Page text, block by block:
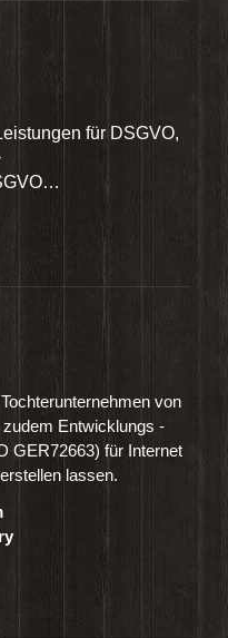
für DSGVO,
von
Entwicklungs -
GER72663) für Internet
lassen.